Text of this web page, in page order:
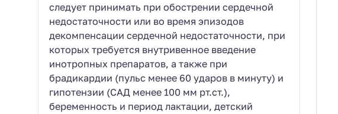
следует принимать при обострении сердечной
недостаточности или во время эпизодов
декомпенсации сердечной недостаточности, при
которых требуется внутривенное введение
инотропных препаратов, а также при
брадикардии (пульс менее 60 ударов в минуту) и
гипотензии (САД менее 100 мм рт.ст.),
беременность и период лактации, детский